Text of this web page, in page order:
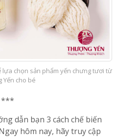
lựa chọn sản phẩm yến chưng tươi từ
Yến cho bé
***
dẫn bạn 3 cách chế biến
hôm nay, hãy truy cập